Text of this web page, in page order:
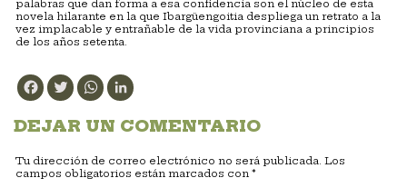
palabras que dan forma a esa confidencia son el núcleo de esta
novela hilarante en la que Ibargüengoitia despliega un retrato a la
vez implacable y entrañable de la vida provinciana a principios
de los años setenta.
Facebook
TwitterWhatsApp
DEJAR UN COMENTARIO
Tu dirección de correo electrónico no será publicada. Los
campos obligatorios están marcados con *